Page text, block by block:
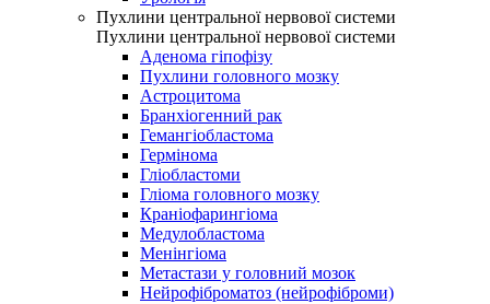
Пухлини центральної нервової системи
Пухлини центральної нервової системи
Аденома гіпофізу
Пухлини головного мозку
Астроцитома
Бранхіогенний рак
Гемангіобластома
Гермінома
Гліобластоми
Гліома головного мозку
Краніофарингіома
Медулобластома
Менінгіома
Метастази у головний мозок
Нейрофіброматоз (нейрофіброми)